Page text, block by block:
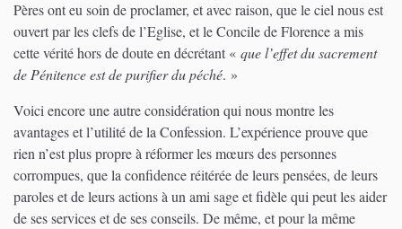
Pères ont eu soin de proclamer, et avec raison, que le ciel nous est
ouvert par les clefs de l’Eglise, et le Concile de Florence a mis
cette vérité hors de doute en décrétant « que l’effet du sacrement
de Pénitence est de purifier du péché. »
Voici encore une autre considération qui nous montre les
avantages et l’utilité de la Confession. L’expérience prouve que
rien n’est plus propre à réformer les mœurs des personnes
corrompues, que la confidence réitérée de leurs pensées, de leurs
paroles et de leurs actions à un ami sage et fidèle qui peut les aider
de ses services et de ses conseils. De même, et pour la même